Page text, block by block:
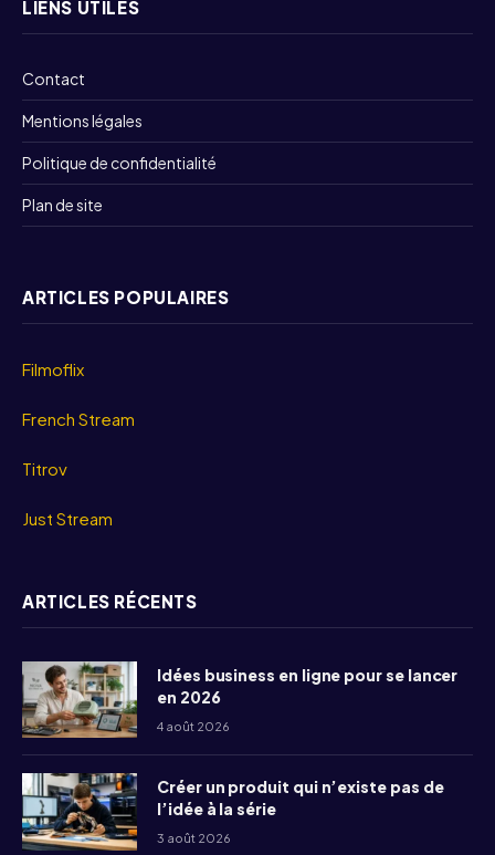
LIENS UTILES
Contact
Mentions légales
Politique de confidentialité
Plan de site
ARTICLES POPULAIRES
Filmoflix
French Stream
Titrov
Just Stream
ARTICLES RÉCENTS
Idées business en ligne pour se lancer
en 2026
4 août 2026
Créer un produit qui n’existe pas de
l’idée à la série
3 août 2026